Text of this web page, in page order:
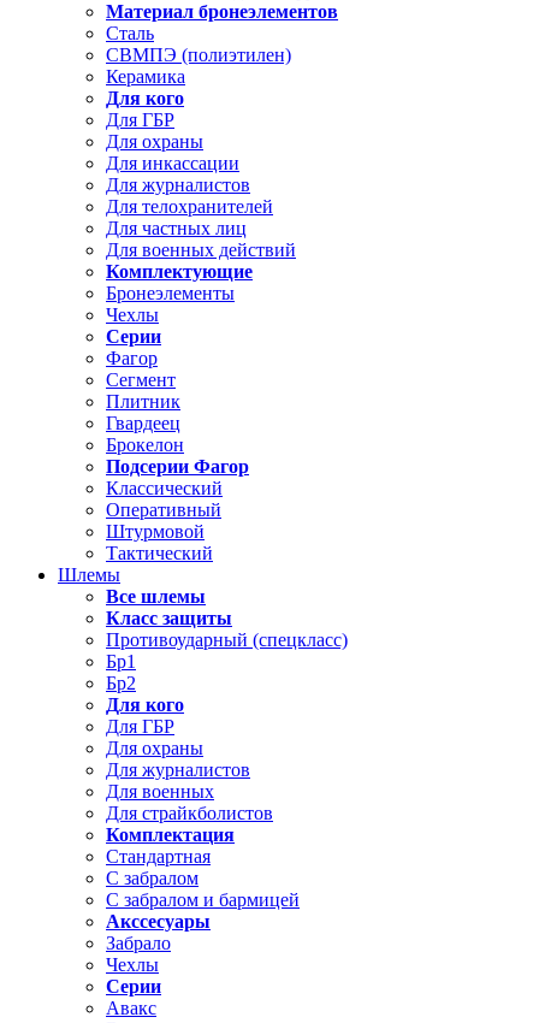
Материал бронеэлементов
Сталь
СВМПЭ (полиэтилен)
Керамика
Для кого
Для ГБР
Для охраны
Для инкассации
Для журналистов
Для телохранителей
Для частных лиц
Для военных действий
Комплектующие
Бронеэлементы
Чехлы
Серии
Фагор
Сегмент
Плитник
Гвардеец
Брокелон
Подсерии Фагор
Классический
Оперативный
Штурмовой
Тактический
Шлемы
Все шлемы
Класс защиты
Противоударный (спецкласс)
Бр1
Бр2
Для кого
Для ГБР
Для охраны
Для журналистов
Для военных
Для страйкболистов
Комплектация
Стандартная
С забралом
С забралом и бармицей
Акссесуары
Забрало
Чехлы
Серии
Авакс